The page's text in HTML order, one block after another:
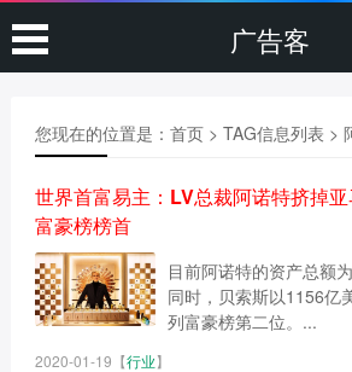
广告客
您现在的位置是： 首页> TAG信息列表 >
世界首富易主：LV总裁阿诺特挤掉
富豪榜榜首
目前阿诺特的资产总额
同时，贝索斯以1156亿
列富豪榜第二位。...
2020-01-19 【行业】